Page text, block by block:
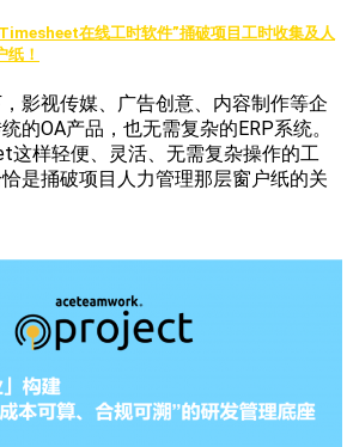
在线工时软件”捅破项目工时收集及人
纸！
影视传媒、广告创意、内容制作等企
的OA产品，也无需复杂的ERP系统。
这样轻便、灵活、无需复杂操作的工
是捅破项目人力管理那层窗户纸的关